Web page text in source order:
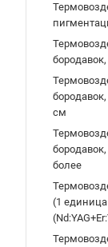
см
более
(1